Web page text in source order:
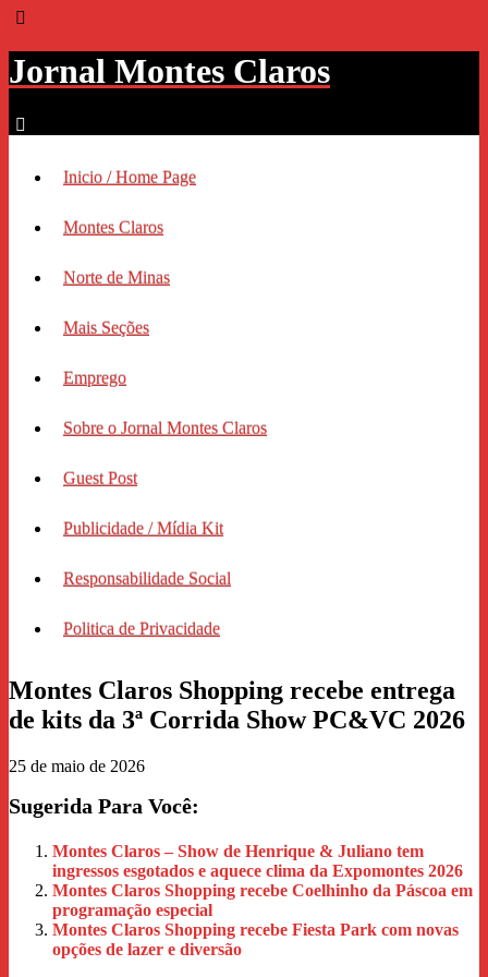
Jornal Montes Claros
Inicio / Home Page
Montes Claros
Norte de Minas
Mais Seções
Emprego
Sobre o Jornal Montes Claros
Guest Post
Publicidade / Mídia Kit
Responsabilidade Social
Politica de Privacidade
Montes Claros Shopping recebe entrega
de kits da 3ª Corrida Show PC&VC 2026
25 de maio de 2026
Sugerida Para Você:
Montes Claros – Show de Henrique & Juliano tem
ingressos esgotados e aquece clima da Expomontes 2026
Montes Claros Shopping recebe Coelhinho da Páscoa em
programação especial
Montes Claros Shopping recebe Fiesta Park com novas
opções de lazer e diversão